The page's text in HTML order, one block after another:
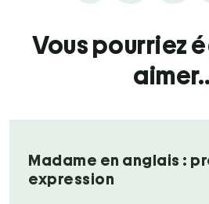
Vous pourriez
Madame en anglais :
expression